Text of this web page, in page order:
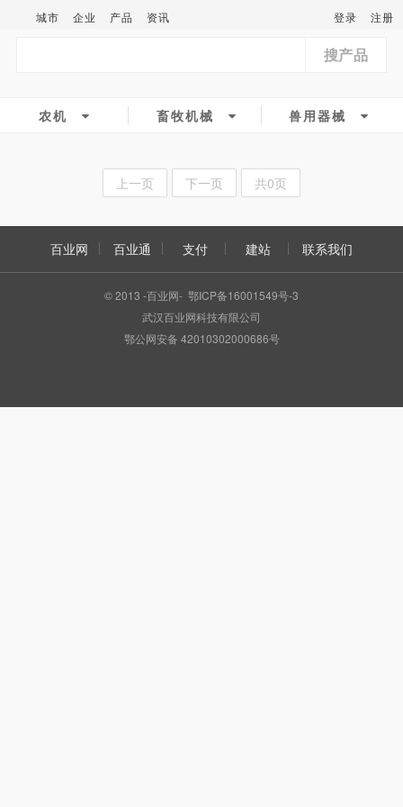
城市 企业 产品 资讯 登录 注册
搜产品
农机 畜牧机械 兽用器械
上一页 下一页 共0页
百业网 百业通 支付 建站 联系我们
© 2013 -百业网- 鄂ICP备16001549号-3
武汉百业网科技有限公司
鄂公网安备 42010302000686号